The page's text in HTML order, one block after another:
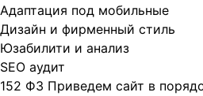
Адаптация под мобильные
Дизайн и фирменный стиль
Юзабилити и анализ
SEO аудит
152 ФЗ Приведем сайт в